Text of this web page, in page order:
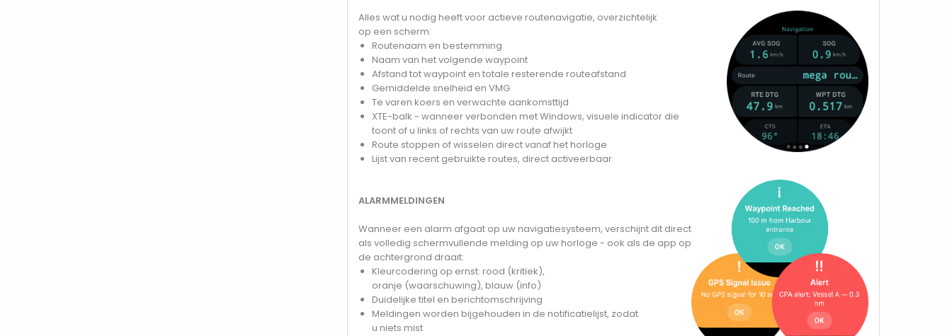
Alles wat u nodig heeft voor actieve routenavigatie, overzichtelijk
op een scherm:
Routenaam en bestemming
Naam van het volgende waypoint
Afstand tot waypoint en totale resterende routeafstand
Gemiddelde snelheid en VMG
Te varen koers en verwachte aankomsttijd
XTE-balk - wanneer verbonden met Windows, visuele indicator die
toont of u links of rechts van uw route afwijkt
Route stoppen of wisselen direct vanaf het horloge
Lijst van recent gebruikte routes, direct activeerbaar
ALARMMELDINGEN
Wanneer een alarm afgaat op uw navigatiesysteem, verschijnt dit direct
als volledig schermvullende melding op uw horloge - ook als de app op
de achtergrond draait:
Kleurcodering op ernst: rood (kritiek),
oranje (waarschuwing), blauw (info)
Duidelijke titel en berichtomschrijving
Meldingen worden bijgehouden in de notificatielijst, zodat
u niets mist